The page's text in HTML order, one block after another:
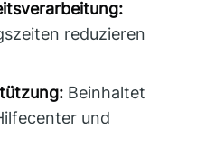
reduzieren
Beinhaltet
und